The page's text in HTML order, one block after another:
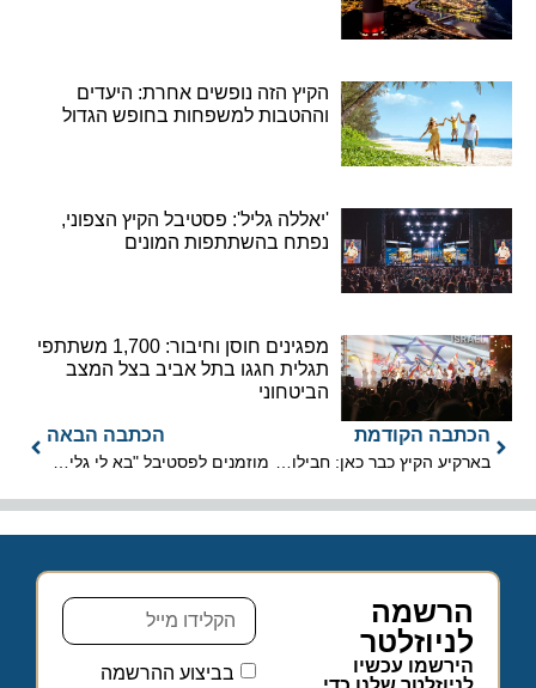
הקיץ הזה נופשים אחרת: היעדים
וההטבות למשפחות בחופש הגדול
'יאללה גליל': פסטיבל הקיץ הצפוני,
נפתח בהשתתפות המונים
מפגינים חוסן וחיבור: 1,700 משתתפי
תגלית חגגו בתל אביב בצל המצב
הביטחוני
הכתבה הקודמת הכתבה הבאה
הרשמה
לניוזלטר
הירשמו עכשיו
בביצוע ההרשמה